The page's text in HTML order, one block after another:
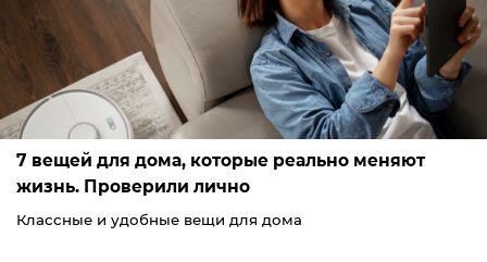
7 вещей для дома, которые реально меняют
жизнь. Проверили лично
Классные и удобные вещи для дома